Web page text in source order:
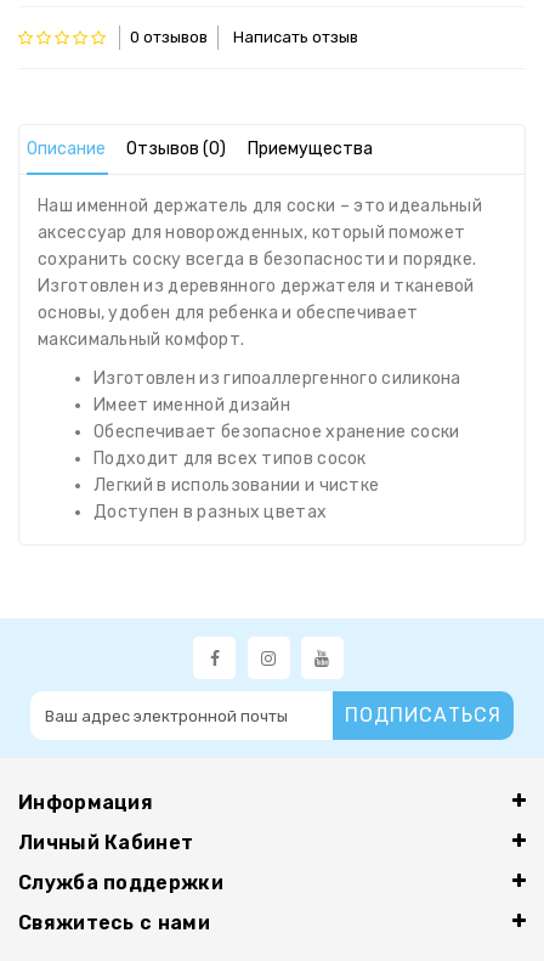
0 отзывов Написать отзыв
Описание Отзывов (0) Приемущества
Наш именной держатель для соски – это идеальный
аксессуар для новорожденных, который поможет
сохранить соску всегда в безопасности и порядке.
Изготовлен из деревянного держателя и тканевой
основы, удобен для ребенка и обеспечивает
максимальный комфорт.
Изготовлен из гипоаллергенного силикона
Имеет именной дизайн
Обеспечивает безопасное хранение соски
Подходит для всех типов сосок
Легкий в использовании и чистке
Доступен в разных цветах
ПОДПИСАТЬСЯ
Информация
Личный Кабинет
Служба поддержки
Свяжитесь с нами